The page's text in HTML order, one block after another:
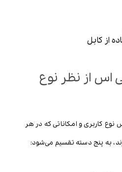
اس از نظر نوع
کاربری و امکاناتی که در هر
به پنج دسته تقسیم می‌شود: